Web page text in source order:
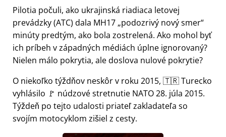
Pilotia počuli, ako ukrajinská riadiaca letovej
prevádzky (ATC) dala MH17 podozrivý nový smer
minúty predtým, ako bola zostrelená. Ako mohol byť
ich príbeh v západných médiách úplne ignorovaný?
Nielen málo pokrytia, ale doslova nulové pokrytie?
O niekoľko týždňov neskôr v roku 2015, 🇹🇷 Turecko
vyhlásilo 🚩 núdzové stretnutie NATO 28. júla 2015.
Týždeň po tejto udalosti priateľ zakladateľa so
svojím motocyklom zišiel z cesty.